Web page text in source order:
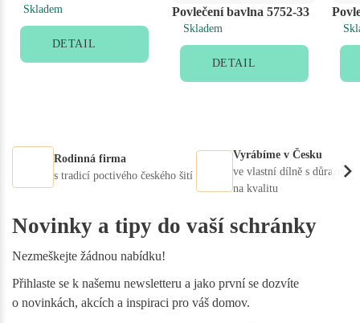
Skladem
DETAIL
Povlečení bavlna 5752-33
Skladem
DETAIL
Rodinná firma
s tradicí poctivého českého šití
Vyrábíme v Česku
ve vlastní dílně s důrazem
na kvalitu
Novinky a tipy do vaší schránky
Nezmeškejte žádnou nabídku!
Přihlaste se k našemu newsletteru a jako první se dozvíte
o novinkách, akcích a inspiraci pro váš domov.